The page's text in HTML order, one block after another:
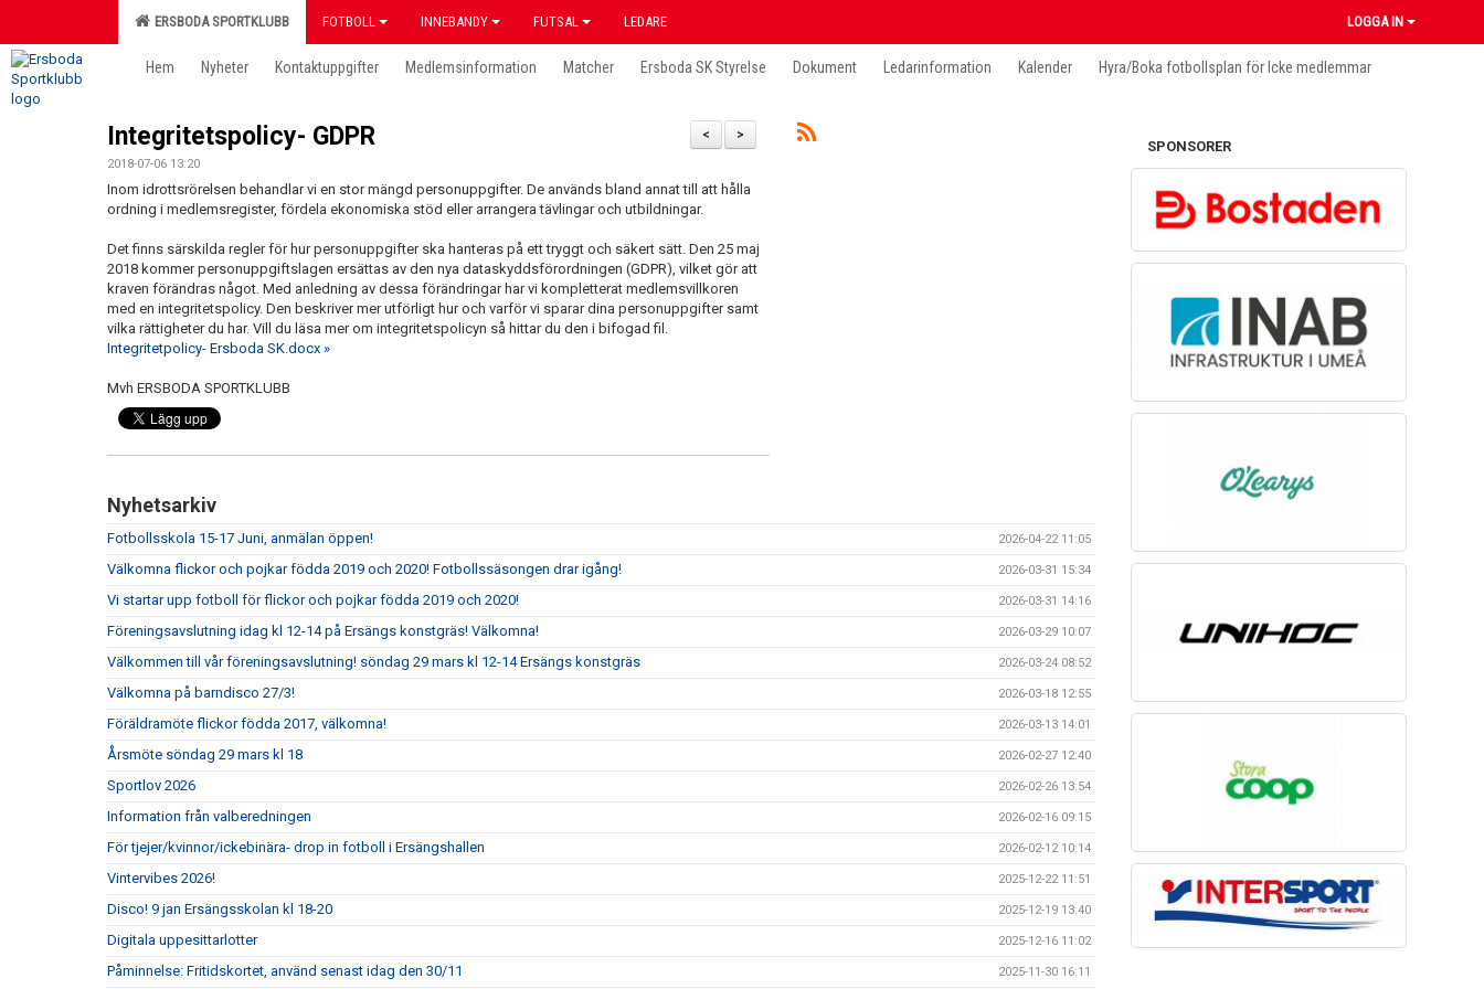
ERSBODA SPORTKLUBB FOTBOLL INNEBANDY FUTSAL LEDARE LOGGA IN
Hem Nyheter Kontaktuppgifter Medlemsinformation Matcher Ersboda SK Styrelse Dokument Ledarinformation Kalender Hyra/Boka fotbollsplan för Icke medlemmar
>
<
Integritetspolicy- GDPR
2018-07-06 13:20
Inom idrottsrörelsen behandlar vi en stor mängd personuppgifter. De används bland annat till att hålla
ordning i medlemsregister, fördela ekonomiska stöd eller arrangera tävlingar och utbildningar.
Det finns särskilda regler för hur personuppgifter ska hanteras på ett tryggt och säkert sätt. Den 25 maj
2018 kommer personuppgiftslagen ersättas av den nya dataskyddsförordningen (GDPR), vilket gör att
kraven förändras något. Med anledning av dessa förändringar har vi kompletterat medlemsvillkoren
med en integritetspolicy. Den beskriver mer utförligt hur och varför vi sparar dina personuppgifter samt
vilka rättigheter du har. Vill du läsa mer om integritetspolicyn så hittar du den i bifogad fil.
Integritetpolicy- Ersboda SK.docx »
Mvh ERSBODA SPORTKLUBB
Nyhetsarkiv
Fotbollsskola 15-17 Juni, anmälan öppen! 2026-04-22 11:05
Välkomna flickor och pojkar födda 2019 och 2020! Fotbollssäsongen drar igång! 2026-03-31 15:34
Vi startar upp fotboll för flickor och pojkar födda 2019 och 2020! 2026-03-31 14:16
Föreningsavslutning idag kl 12-14 på Ersängs konstgräs! Välkomna! 2026-03-29 10:07
Välkommen till vår föreningsavslutning! söndag 29 mars kl 12-14 Ersängs konstgräs 2026-03-24 08:52
Välkomna på barndisco 27/3! 2026-03-18 12:55
Föräldramöte flickor födda 2017, välkomna! 2026-03-13 14:01
Årsmöte söndag 29 mars kl 18 2026-02-27 12:40
Sportlov 2026 2026-02-26 13:54
Information från valberedningen 2026-02-16 09:15
För tjejer/kvinnor/ickebinära- drop in fotboll i Ersängshallen 2026-02-12 10:14
Vintervibes 2026! 2025-12-22 11:51
Disco! 9 jan Ersängsskolan kl 18-20 2025-12-19 13:40
Digitala uppesittarlotter 2025-12-16 11:02
Påminnelse: Fritidskortet, använd senast idag den 30/11 2025-11-30 16:11
SPONSORER